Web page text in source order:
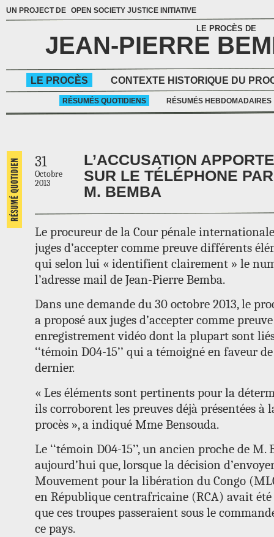
UN PROJECT DE OPEN SOCIETY JUSTICE INITIATIVE
LE PROCÈS DE
JEAN-PIERRE
LE PROCÈS CONTEXTE HISTORIQUE DU
RÉSUMÉS QUOTIDIENS RÉSUMÉS HEBDOMADAIRES
31
Octobre
2013
L’ACCUSATION
SUR LE TÉLÉPHONE
M. BEMBA
Le procureur de la Cour pénale
juges d’accepter comme preuve différents
qui selon lui « identifient clairement » le
l’adresse mail de Jean-Pierre Bemba.
Dans une demande du 30 octobre 2013, le
a proposé aux juges d’accepter comme
enregistrement vidéo dont la plupart sont
‘‘témoin D04-15’’ qui a témoigné en faveur
dernier.
« Les éléments sont pertinents pour la
ils corroborent les preuves déjà présentées à
procès », a indiqué Mme Bensouda.
Le ‘‘témoin D04-15’’, un ancien proche de M.
aujourd’hui que, lorsque la décision
Mouvement pour la libération du Congo
en République centrafricaine (RCA) avait
que ces troupes passeraient sous le
ce pays.